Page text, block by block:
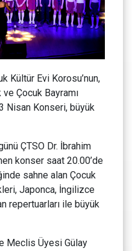
Kültür Evi Korosu’nun,
Çocuk Bayramı
Nisan Konseri, büyük
ÇTSO Dr. İbrahim
konser saat 20.00’de
sahne alan Çocuk
Japonca, İngilizce
repertuarları ile büyük
Meclis Üyesi Gülay